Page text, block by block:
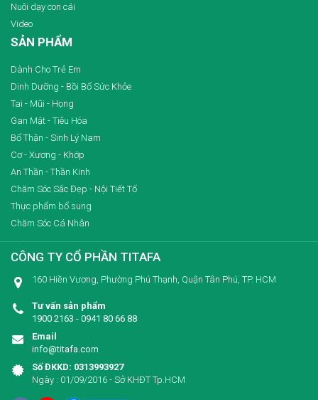
Nuôi dạy con cái
Video
SẢN PHẨM
Dành Cho Trẻ Em
Dinh Dưỡng - Bồi Bổ Sức Khỏe
Tai - Mũi - Họng
Gan Mật - Tiêu Hóa
Bổ Thận - Sinh Lý Nam
Cơ - Xương - Khớp
An Thần - Thần Kinh
Chăm Sóc Sắc Đẹp - Nội Tiết Tố
Thực phẩm bổ sung
Chăm Sóc Cá Nhân
CÔNG TY CỔ PHẦN TITAFA
160 Hiền Vương, Phường Phú Thạnh, Quận Tân Phú, TP. HCM
Tư vấn sản phẩm
1900 2163 - 0941 80 66 88
Email
info@titafa.com
Số ĐKKD: 0313993927
Ngày : 01/09/2016 - Sở KHĐT Tp.HCM